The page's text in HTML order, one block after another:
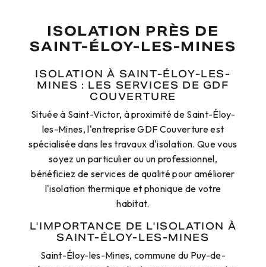
ISOLATION PRÈS DE
SAINT-ÉLOY-LES-MINES
ISOLATION À SAINT-ÉLOY-LES-
MINES : LES SERVICES DE GDF
COUVERTURE
Située à Saint-Victor, à proximité de Saint-Éloy-
les-Mines, l'entreprise GDF Couverture est
spécialisée dans les travaux d'isolation. Que vous
soyez un particulier ou un professionnel,
bénéficiez de services de qualité pour améliorer
l'isolation thermique et phonique de votre
habitat.
L'IMPORTANCE DE L'ISOLATION À
SAINT-ÉLOY-LES-MINES
Saint-Éloy-les-Mines, commune du Puy-de-